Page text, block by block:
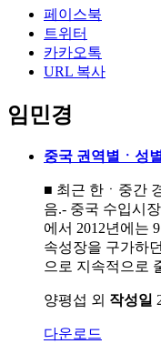
페이스북
트위터
카카오톡
URL 복사
임민경
중국 권역별ㆍ성
■ 최근 한ㆍ중간
음.- 중국 수입시
에서 2012년에는
속성장을 구가하
으로 지속적으로
양평섭 외 작성일
다운로드